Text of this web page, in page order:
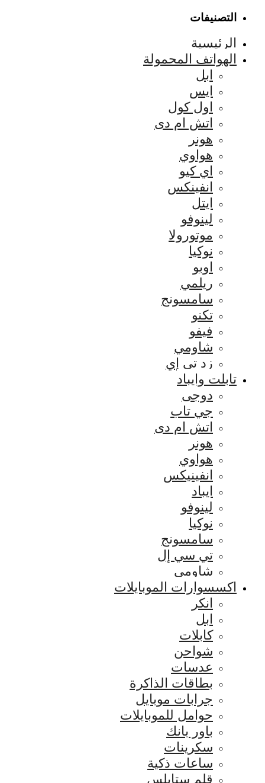
التصنيفات
الرئيسية
الهواتف المحمولة
ابل
ايس
اول كول
اتش ام دى
هونر
هواوي
اي كيو
انفينكس
ايتل
لينوفو
موتورولا
نوكيا
اوبو
ريلمي
سامسونج
تكنو
فيفو
شاومي
زد تي إي
تابلت وايباد
دوجى
جي تاب
اتش ام دى
هونر
هواوي
انفينيكس
ايباد
لينوفو
نوكيا
سامسونج
تي سي إل
شاومي
اكسسوارات الموبايلات
انكر
ابل
كابلات
شواحن
عدسات
بطاقات الذاكرة
جرابات موبايل
حوامل للموبايلات
باور بانك
سكرينات
ساعات ذكية
قلم ستايلس